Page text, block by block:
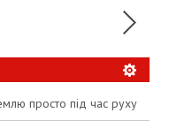
просто під час руху